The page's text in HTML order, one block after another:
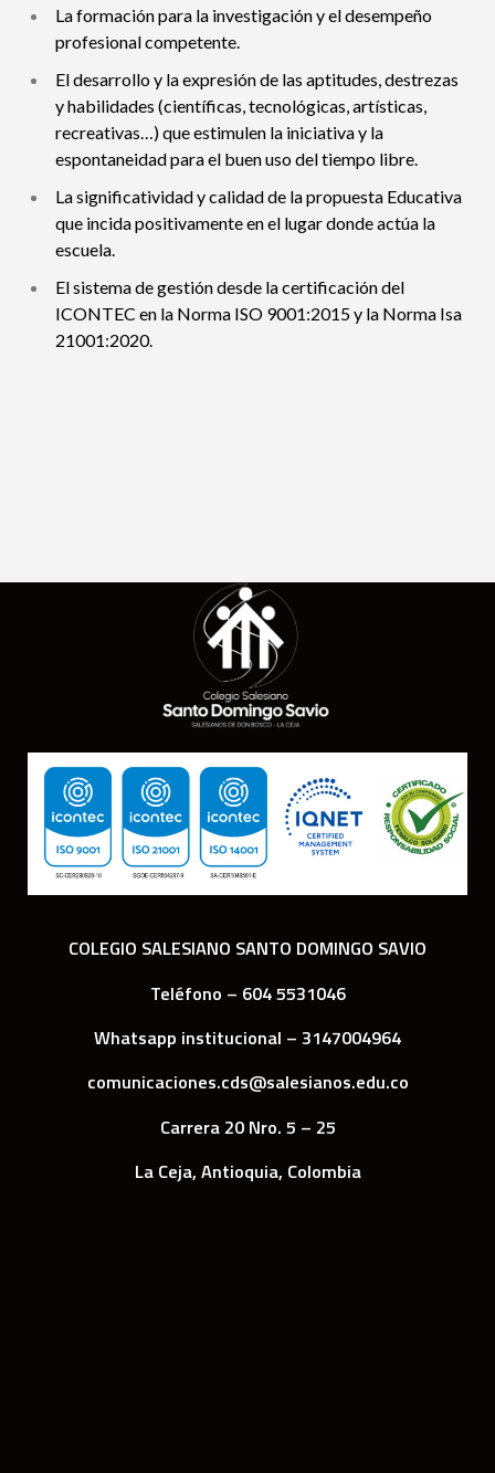
La formación para la investigación y el desempeño
profesional competente.
El desarrollo y la expresión de las aptitudes, destrezas
y habilidades (científicas, tecnológicas, artísticas,
recreativas…) que estimulen la iniciativa y la
espontaneidad para el buen uso del tiempo libre.
La significatividad y calidad de la propuesta Educativa
que incida positivamente en el lugar donde actúa la
escuela.
El sistema de gestión desde la certificación del
ICONTEC en la Norma ISO 9001:2015 y la Norma Isa
21001:2020.
COLEGIO SALESIANO SANTO DOMINGO SAVIO
Teléfono – 604 5531046
Whatsapp institucional – 3147004964
comunicaciones.cds@salesianos.edu.co
Carrera 20 Nro. 5 – 25
La Ceja, Antioquia, Colombia